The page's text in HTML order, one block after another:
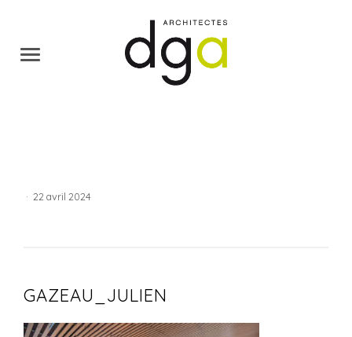
· 22 avril 2024
GAZEAU_JULIEN